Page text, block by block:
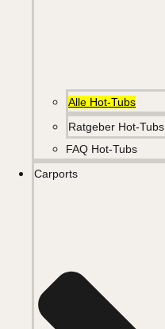
Alle Hot-Tubs
Ratgeber Hot-Tubs
FAQ Hot-Tubs
Carports